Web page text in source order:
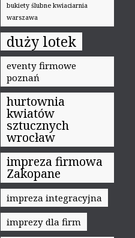
bukiety ślubne kwiaciarnia
warszawa
duży lotek
eventy firmowe
poznań
hurtownia
kwiatów
sztucznych
wrocław
impreza firmowa
Zakopane
impreza integracyjna
imprezy dla firm